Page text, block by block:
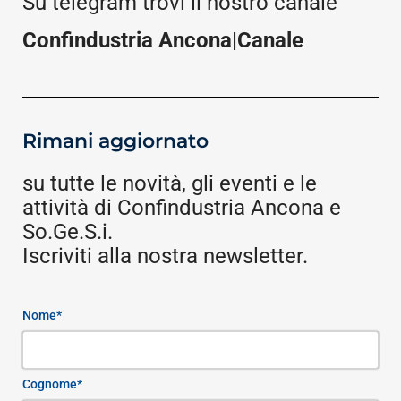
Confindustria Ancona|Canale
Rimani aggiornato
su tutte le novità, gli eventi e le
attività di Confindustria Ancona e
So.Ge.S.i.
Iscriviti alla nostra newsletter.
Nome*
Cognome*